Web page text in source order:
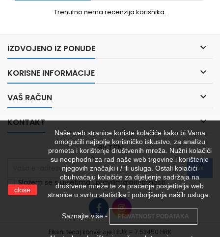
Trenutno nema recenzija korisnika.
IZDVOJENO IZ PONUDE 
KORISNE INFORMACIJE 
VAŠ RAČUN 
KONTAKT 
close
Naše web stranice koriste kolačiće kako bi Vama
omogućili najbolje korisničko iskustvo, za analizu
prometa i korištenje društvenih mreža. Nužni kolačići
su neophodni za rad naše web trgovine i korištenje
njegovih značajki i / ili usluga. Ostali kolačići
obuhvaćaju kolačiće za dijeljenje sadržaja na
društvene mreže te za praćenje posjetitelja web
stranice u svrhu statistika i poboljšanja naših usluga.
Saznajte više - PRIVATNOST PODATAKA
BILTEN
Slažem se s uvjetima i pravilima privatnosti
Fiksni tečaj konverzije 1 EUR = 7.53450 HRK